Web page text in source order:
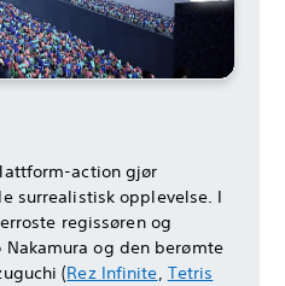
action gjør
surrealistisk opplevelse. I
regissøren og
og den berømte
(Rez Infinite, Tetris